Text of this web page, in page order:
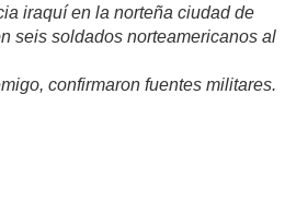
iraquí en la norteña ciudad de
seis soldados norteamericanos al
confirmaron fuentes militares.